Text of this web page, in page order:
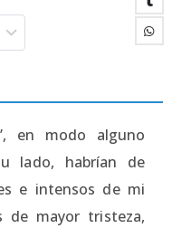
en modo alguno
lado, habrían de
e intensos de mi
de mayor tristeza,